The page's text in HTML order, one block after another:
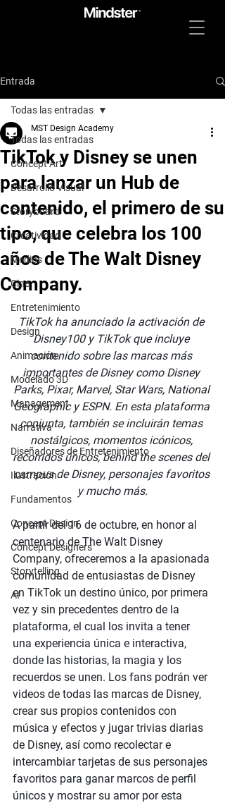
Entrada
Todas las entradas
Concept Art
Desarrollo Visual
Storyboard
Creatividad
Medios
Cine
Entretenimiento
Design
Animación
Modelado 3D
Management
Narrativa
Diseñadores de Entretenimiento
Ilustración
Fundamentos
Concept Design
Concept Designers
Storytelling
AI
Todas las entradas
TikTok y Disney se unen
para lanzar un Hub de
contenido, el primero de su
tipo, que celebra los 100
años de The Walt Disney
Company.
MST Design Academy
TikTok ha anunciado la activación de
Disney100 y TikTok que incluye
contenido sobre las marcas más
importantes de Disney como Disney
Parks, Pixar, Marvel, Star Wars, National
Geographic y ESPN. En esta plataforma
conjunta, también se incluirán temas
nostálgicos, momentos icónicos,
recorridos únicos, behind the scenes del
campus de Disney, personajes favoritos
y mucho más.
A partir del 16 de octubre, en honor al
centenario de The Walt Disney
Company, ofreceremos a la apasionada
comunidad de entusiastas de Disney
en TikTok un destino único, por primera
vez y sin precedentes dentro de la
plataforma, el cual los invita a tener
una experiencia única e interactiva,
donde las historias, la magia y los
recuerdos se unen. Los fans podrán ver
videos de todas las marcas de Disney,
crear sus propios contenidos con
música y efectos y jugar trivias diarias
de Disney, así como recolectar e
intercambiar tarjetas de sus personajes
favoritos para ganar marcos de perfil
únicos y mostrar su amor por esta